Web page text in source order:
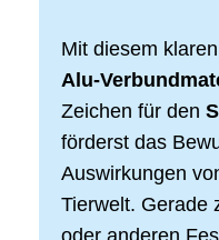
Mit diesem klaren
Alu-
Zeichen für den
förderst das
Auswirkungen
Tierwelt. Gerade
oder anderen